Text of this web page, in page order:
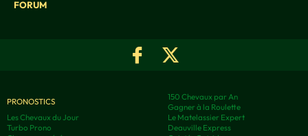
FORUM
PRONOSTICS
Les Chevaux du Jour
Turbo Prono
150 Chevaux par An
Gagner à la Roulette
Le Matelassier Expert
Deauville Express